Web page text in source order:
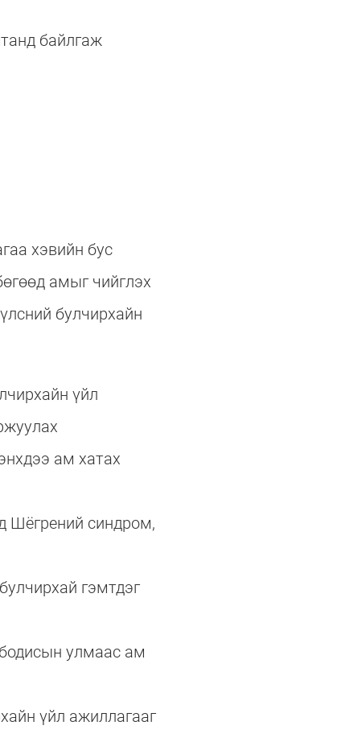
байлгаж
хэвийн бус
амыг чийглэх
булчирхайн
үйл
ам хатах
Шёгрений синдром,
гэмтдэг
улмаас ам
үйл ажиллагааг